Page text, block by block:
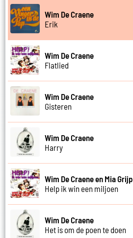
Wim De Craene
Erik
Wim De Craene
Flatlied
Wim De Craene
Gisteren
Wim De Craene
Harry
Wim De Craene en Mia Grijp
Help ik win een miljoen
Wim De Craene
Het is om de poen te doen